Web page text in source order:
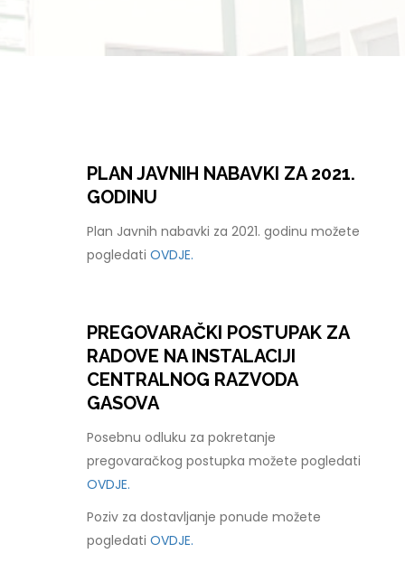
PLAN JAVNIH NABAVKI ZA 2021.
GODINU
Plan Javnih nabavki za 2021. godinu možete
pogledatiOVDJE.
PREGOVARAČKI POSTUPAK ZA
RADOVE NA INSTALACIJI
CENTRALNOG RAZVODA
GASOVA
Posebnu odluku za pokretanje
pregovaračkog postupka možete pogledati
OVDJE.
Poziv za dostavljanje ponude možete
pogledatiOVDJE.